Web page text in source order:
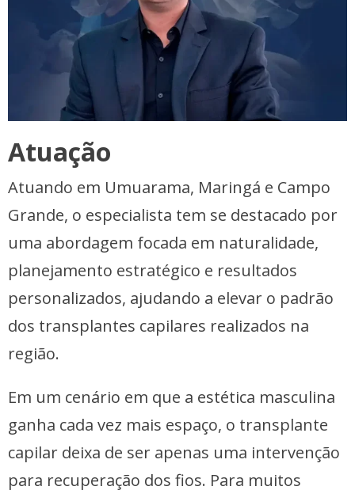
Atuação
Atuando em Umuarama, Maringá e Campo
Grande, o especialista tem se destacado por
uma abordagem focada em naturalidade,
planejamento estratégico e resultados
personalizados, ajudando a elevar o padrão
dos transplantes capilares realizados na
região.
Em um cenário em que a estética masculina
ganha cada vez mais espaço, o transplante
capilar deixa de ser apenas uma intervenção
para recuperação dos fios. Para muitos